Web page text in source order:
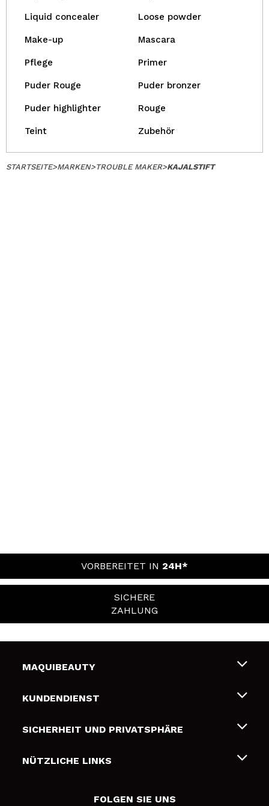
Liquid concealer Loose powder
Make-up Mascara
Pflege Primer
Puder Rouge Puder bronzer
Puder highlighter Rouge
Teint Zubehör
STARTSEITE>MARKEN>TROUBLE MAKER>KAJALSTIFT
VORBEREITET IN 24H*
SICHERE
ZAHLUNG
MAQUIBEAUTY
Über uns
Geschenkkarten
KUNDENDIENST
Liefer- und Versandkosten
Zahlung
SICHERHEIT UND PRIVATSPHÄRE
Bedingungen und Datenschutz
NÜTZLICHE LINKS
FOLGEN SIE UNS